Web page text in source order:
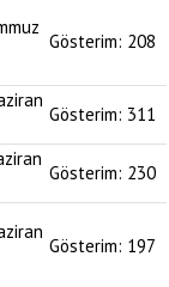
Gösterim: 208
Gösterim: 311
Gösterim: 230
Gösterim: 197